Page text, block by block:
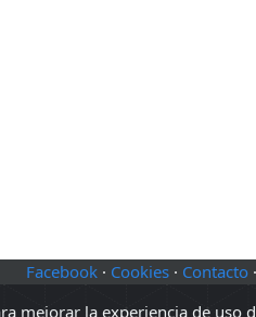
mejorar la experiencia de uso
Facebook · Cookies · Contacto ·